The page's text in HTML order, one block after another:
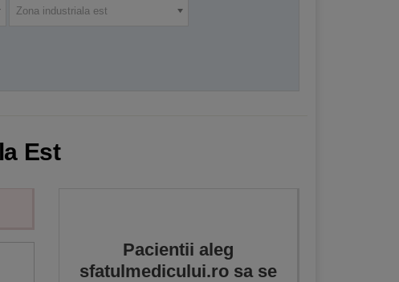
Zona industriala est
Est
Pacientii aleg
sfatulmedicului.ro sa se